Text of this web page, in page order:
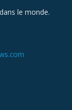
le monde.